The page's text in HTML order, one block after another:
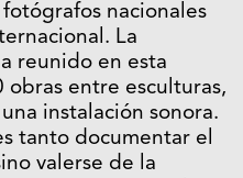
nacionales
La
reunido en esta
entre esculturas,
instalación sonora.
tanto documentar el
valerse de la